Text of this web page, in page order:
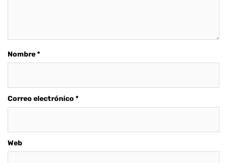
Nombre*
Correo electrónico *
Web